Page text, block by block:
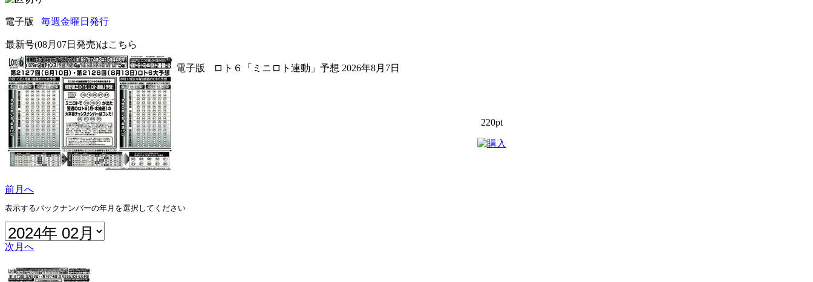
電子版 毎週金曜日発行
最新号(08月07日発売)はこちら
電子版 ロト６「ミニロト連動」予想 2026年8月7日
220pt
前月へ
表示するバックナンバーの年月を選択してください
次月へ